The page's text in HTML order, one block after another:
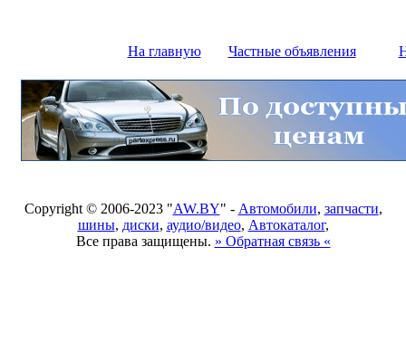
На главную Частные объявления
Copyright © 2006-2023 "AW.BY" - Автомобили, запчасти,
шины, диски, аудио/видео, Автокаталог,
Все права защищены. » Обратная связь «